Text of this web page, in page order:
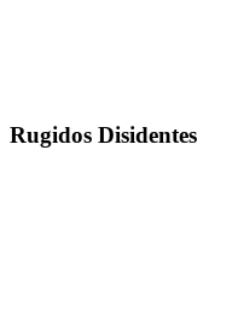
Rugidos Disidentes